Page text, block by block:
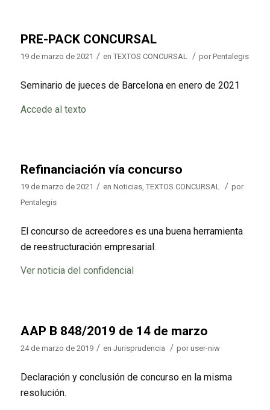
PRE-PACK CONCURSAL
19 de marzo de 2021 / en TEXTOS CONCURSAL / por Pentalegis
Seminario de jueces de Barcelona en enero de 2021
Accede al texto
Refinanciación vía concurso
19 de marzo de 2021 / en Noticias, TEXTOS CONCURSAL / por
Pentalegis
El concurso de acreedores es una buena herramienta
de reestructuración empresarial.
Ver noticia del confidencial
AAP B 848/2019 de 14 de marzo
24 de marzo de 2019 / en Jurisprudencia / por user-niw
Declaración y conclusión de concurso en la misma
resolución.